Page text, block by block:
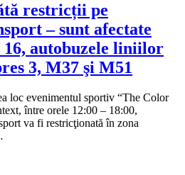
restricții pe
– sunt afectate
autobuzele liniilor
3, M37 şi M51
loc evenimentul sportiv “The Color
între orele 12:00 – 18:00,
va fi restricţionată în zona